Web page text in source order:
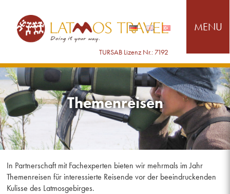
Themenreisen
In Partnerschaft mit Fachexperten bieten wir mehrmals im Jahr
Themenreisen für interessierte Reisende vor der beeindruckenden
Kulisse des Latmosgebirges.